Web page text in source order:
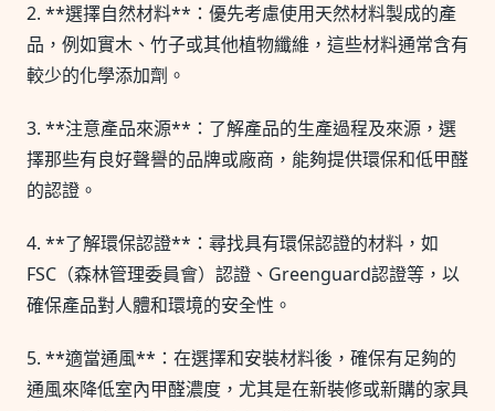
2. **選擇自然材料**：優先考慮使用天然材料製成的產
品，例如實木、竹子或其他植物纖維，這些材料通常含有
較少的化學添加劑。
3. **注意產品來源**：了解產品的生產過程及來源，選
擇那些有良好聲譽的品牌或廠商，能夠提供環保和低甲醛
的認證。
4. **了解環保認證**：尋找具有環保認證的材料，如
FSC（森林管理委員會）認證、Greenguard認證等，以
確保產品對人體和環境的安全性。
5. **適當通風**：在選擇和安裝材料後，確保有足夠的
通風來降低室內甲醛濃度，尤其是在新裝修或新購的家具